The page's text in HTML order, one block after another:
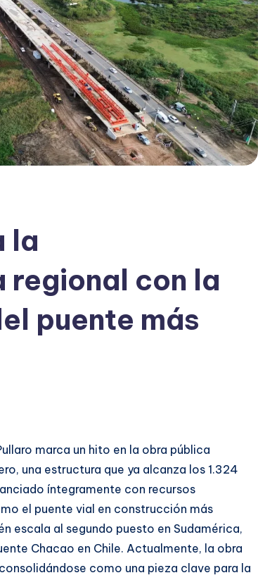
o
P
l
a
y
la
con la
puente más
marca un hito en la obra pública
una estructura que ya alcanza los 1.324
íntegramente con recursos
el puente vial en construcción más
escala al segundo puesto en Sudamérica,
Chacao en Chile. Actualmente, la obra
como una pieza clave para la